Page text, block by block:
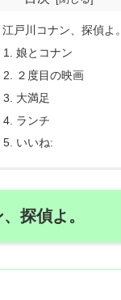
江戸川コナン、探偵よ。
娘とコナン
２度目の映画
大満足
ランチ
いいね:
探偵よ。